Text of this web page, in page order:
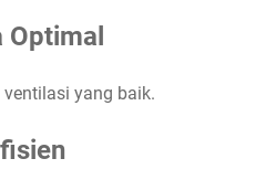
yang baik.